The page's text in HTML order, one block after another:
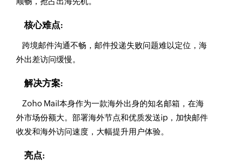
核心难点:
跨境邮件沟通不畅，邮件投递失败问题难以定位，海
外出差访问缓慢。
解决方案:
Zoho Mail本身作为一款海外出身的知名邮箱，在海
外市场份额大。部署海外节点和优质发送ip，加快邮件
收发和海外访问速度，大幅提升用户体验。
亮点: